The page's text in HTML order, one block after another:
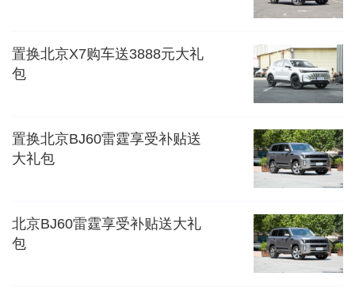
置换北京X7购车送3888元大礼
包
置换北京BJ60雷霆享受补贴送
大礼包
北京BJ60雷霆享受补贴送大礼
包